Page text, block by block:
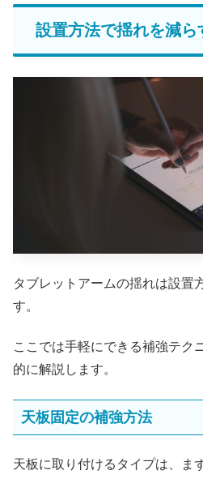
設置方法で揺れを減ら
タブレットアームの揺れは設置
す。
ここでは手軽にできる補強テク
的に解説します。
天板固定の補強方法
天板に取り付けるタイプは、ま